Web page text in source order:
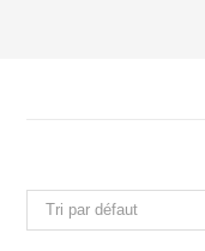
Tri par défaut